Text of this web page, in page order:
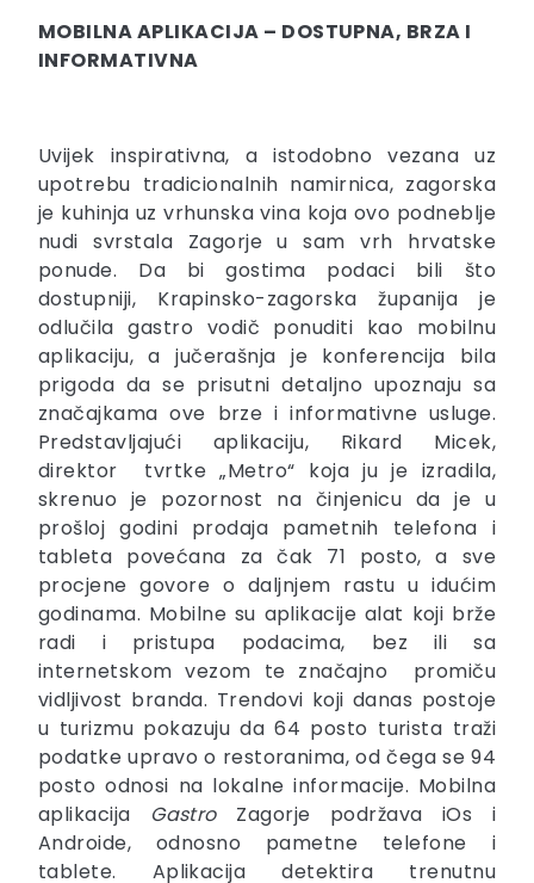
MOBILNA APLIKACIJA – DOSTUPNA, BRZA I
INFORMATIVNA
Uvijek inspirativna, a istodobno vezana uz
upotrebu tradicionalnih namirnica, zagorska
je kuhinja uz vrhunska vina koja ovo podneblje
nudi svrstala Zagorje u sam vrh hrvatske
ponude. Da bi gostima podaci bili što
dostupniji, Krapinsko-zagorska županija je
odlučila gastro vodič ponuditi kao mobilnu
aplikaciju, a jučerašnja je konferencija bila
prigoda da se prisutni detaljno upoznaju sa
značajkama ove brze i informativne usluge.
Predstavljajući aplikaciju, Rikard Micek,
direktor tvrtke „Metro“ koja ju je izradila,
skrenuo je pozornost na činjenicu da je u
prošloj godini prodaja pametnih telefona i
tableta povećana za čak 71 posto, a sve
procjene govore o daljnjem rastu u idućim
godinama. Mobilne su aplikacije alat koji brže
radi i pristupa podacima, bez ili sa
internetskom vezom te značajno promiču
vidljivost branda. Trendovi koji danas postoje
u turizmu pokazuju da 64 posto turista traži
podatke upravo o restoranima, od čega se 94
posto odnosi na lokalne informacije. Mobilna
aplikacija GastroZagorje podržava iOs i
Androide, odnosno pametne telefone i
tablete. Aplikacija detektira trenutnu